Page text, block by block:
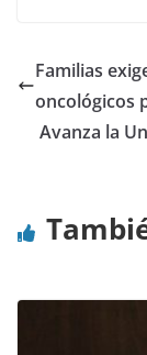
Familias
oncológicos
Avanza la